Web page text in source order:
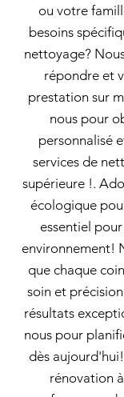
ou votre
besoins
nettoyage?
répondre et
prestation sur
nous pour
personnalisé
services de
supérieure !.
écologique
essentiel
environnement!
que chaque
soin et
résultats
nous pour
dès
rénovation